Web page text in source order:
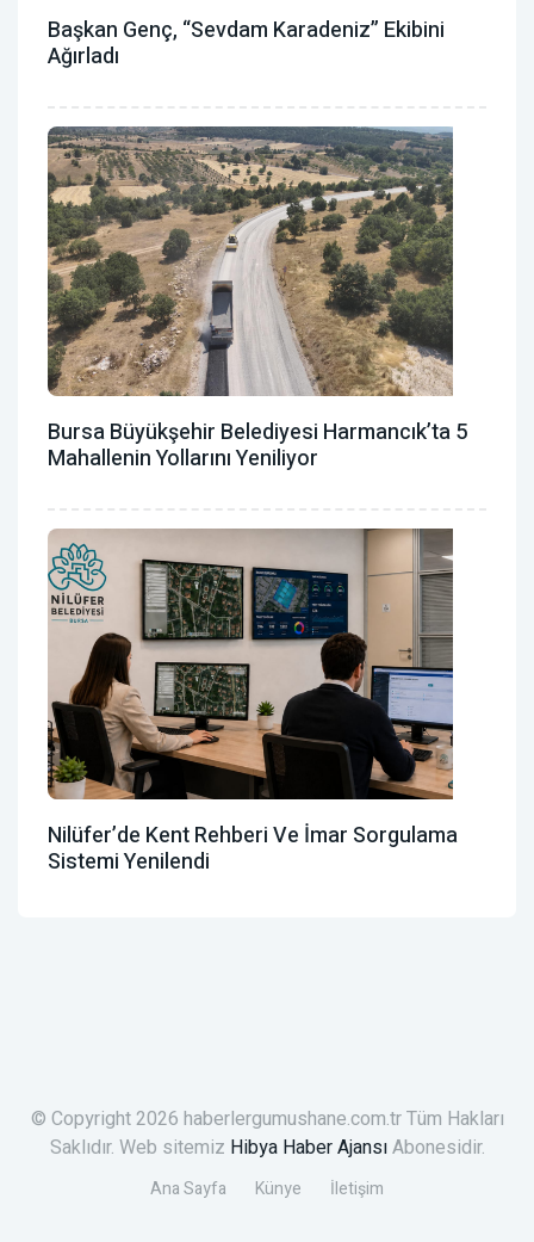
Başkan Genç, “Sevdam Karadeniz” Ekibini
Ağırladı
Bursa Büyükşehir Belediyesi Harmancık’ta 5
Mahallenin Yollarını Yeniliyor
Nilüfer’de Kent Rehberi Ve İmar Sorgulama
Sistemi Yenilendi
© Copyright 2026 haberlergumushane.com.tr Tüm Hakları
Saklıdır. Web sitemiz Hibya Haber AjansıAbonesidir.
Ana Sayfa Künye İletişim